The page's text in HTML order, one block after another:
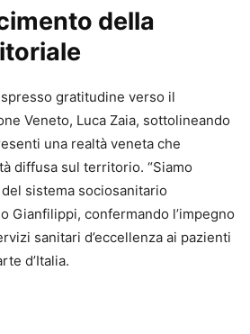
della
gratitudine verso il
Veneto, Luca Zaia, sottolineando
una realtà veneta che
diffusa sul territorio. “Siamo
sistema sociosanitario
Gianfilippi, confermando l’impegno
sanitari d’eccellenza ai pazienti
d’Italia.